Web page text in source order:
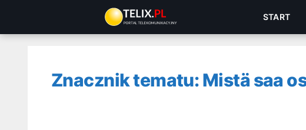
treści
START
Znacznik tematu: Mistä saa